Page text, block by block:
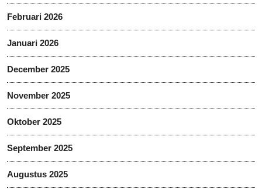
Februari 2026
Januari 2026
December 2025
November 2025
Oktober 2025
September 2025
Augustus 2025